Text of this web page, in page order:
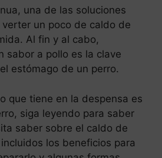
una de las soluciones
un poco de caldo de
Al fin y al cabo,
sabor a pollo es la clave
estómago de un perro.
que tiene en la despensa es
siga leyendo para saber
saber sobre el caldo de
los beneficios para